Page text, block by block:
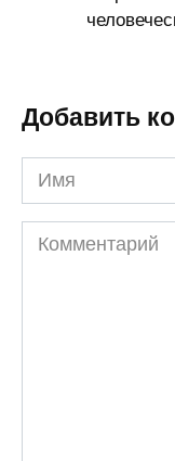
Добавить
Имя
Комментарий